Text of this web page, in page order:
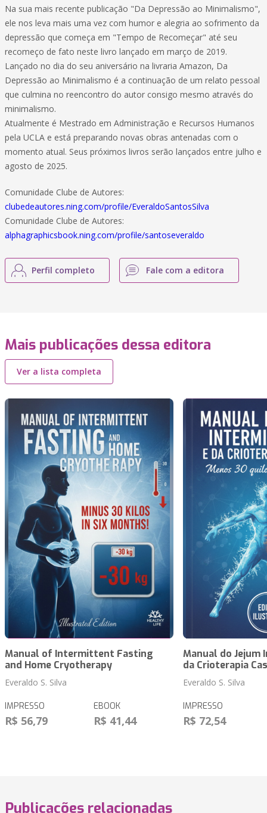
Na sua mais recente publicação "Da Depressão ao Minimalismo",
ele nos leva mais uma vez com humor e alegria ao sofrimento da
depressão que começa em "Tempo de Recomeçar" até seu
recomeço de fato neste livro lançado em março de 2019.
Lançado no dia do seu aniversário na livraria Amazon, Da
Depressão ao Minimalismo é a continuação de um relato pessoal
que culmina no reencontro do autor consigo mesmo através do
minimalismo.
Atualmente é Mestrado em Administração e Recursos Humanos
pela UCLA e está preparando novas obras antenadas com o
momento atual. Seus próximos livros serão lançados entre julho e
agosto de 2025.
Comunidade Clube de Autores:
clubedeautores.ning.com/profile/EveraldoSantosSilva
Comunidade Clube de Autores:
alphagraphicsbook.ning.com/profile/santoseveraldo
Perfil completo Fale com a editora
Mais publicações dessa editora
Ver a lista completa
Manual of Intermittent Fasting
and Home Cryotherapy
Everaldo S. Silva
IMPRESSO
R$ 56,79
EBOOK
R$ 41,44
Manual do Jejum
da Crioterapia
Everaldo S. Silva
IMPRESSO
R$ 72,54
Publicações relacionadas